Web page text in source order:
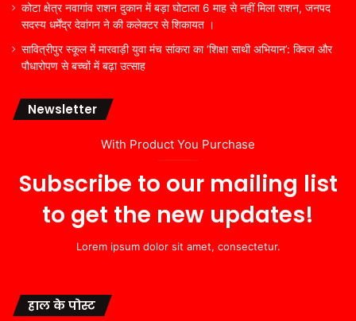
कोटा क्षेत्र नवागांव राशन दुकान में बड़ा घोटाला 6 माह से नहीं मिला राशन, जनपद
सदस्य धर्मेंद्र देवांगन ने की कलेक्टर से शिकायत ।
सावित्रीपुर स्कूल में मारवाड़ी युवा मंच सांकरा का ‘शिक्षा साथी अभियान’: क्विज और
पौधारोपण से बच्चों में बढ़ा उत्साह
Newsletter
With Product You Purchase
Subscribe to our mailing list
to get the new updates!
Lorem ipsum dolor sit amet, consectetur.
हाल के पोस्ट